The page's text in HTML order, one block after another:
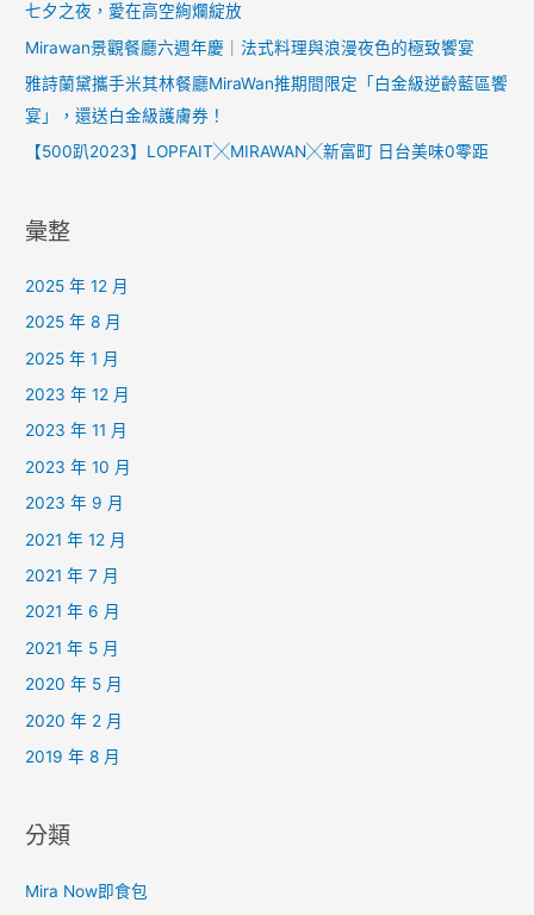
七夕之夜，愛在高空絢爛綻放
Mirawan景觀餐廳六週年慶｜法式料理與浪漫夜色的極致饗宴
雅詩蘭黛攜手米其林餐廳MiraWan推期間限定「白金級逆齡藍區饗
宴」，還送白金級護膚券！
【500趴2023】LOPFAIT╳MIRAWAN╳新富町 日台美味0零距
彙整
2025 年 12 月
2025 年 8 月
2025 年 1 月
2023 年 12 月
2023 年 11 月
2023 年 10 月
2023 年 9 月
2021 年 12 月
2021 年 7 月
2021 年 6 月
2021 年 5 月
2020 年 5 月
2020 年 2 月
2019 年 8 月
分類
Mira Now即食包